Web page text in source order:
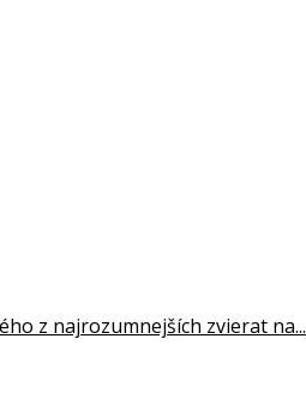
z najrozumnejších zvierat na...